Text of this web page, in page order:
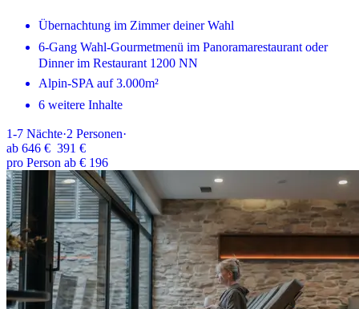
Übernachtung im Zimmer deiner Wahl
6-Gang Wahl-Gourmetmenü im Panoramarestaurant oder
Dinner im Restaurant 1200 NN
Alpin-SPA auf 3.000m²
6 weitere Inhalte
1-7 Nächte·2 Personen·
ab 646 € 391 €
pro Person ab € 196